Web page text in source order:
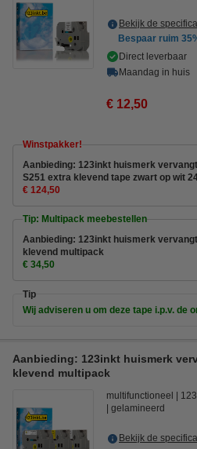
Bekijk de
Bespaar ruim
Direct leverbaar
Maandag in huis
€ 12,50
Winstpakker!
Aanbieding: 123inkt huismerk
S251 extra klevend tape zwart op wit
€ 124,50
Tip: Multipack meebestellen
Aanbieding: 123inkt huismerk
klevend multipack
€ 34,50
Tip
Wij adviseren u om deze tape i.p.v. de
Aanbieding: 123inkt huismerk
klevend multipack
multifunctioneel
gelamineerd
Bekijk de